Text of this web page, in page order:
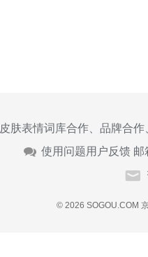
皮肤表情词库合作、品牌合
使用问题用户反馈 邮
© 2026 SOGOU.COM